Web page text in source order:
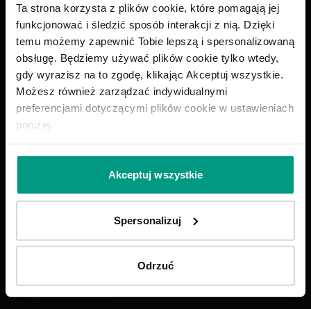
Ta strona korzysta z plików cookie, które pomagają jej
funkcjonować i śledzić sposób interakcji z nią. Dzięki
temu możemy zapewnić Tobie lepszą i spersonalizowaną
obsługę. Będziemy używać plików cookie tylko wtedy,
gdy wyrazisz na to zgodę, klikając Akceptuj wszystkie.
Możesz również zarządzać indywidualnymi
preferencjami dotyczącymi plików cookie w ustawieniach
poniżej.
Akceptuj wszystkie
Spersonalizuj
Odrzuć
Drzwi dobrze
zaprojektowane
ZADZWOŃ
585 858 056
Punkty sprzedaży
Monterzy
Katalogi